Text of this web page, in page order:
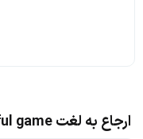
ارجاع به لغت the beautiful game